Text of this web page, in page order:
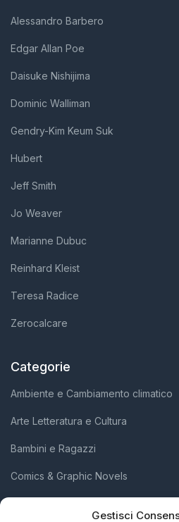
Gestisci
Alessandro Barbero
Edgar Allan Poe
Daisuke Nishijima
Dominic Walliman
Gendry-Kim Keum Suk
Hubert
Jeff Smith
Jo Weaver
Marianne Dubuc
Reinhard Kleist
Teresa Radice
Zerocalcare
Categorie
Ambiente e Cambiamento climatico
Arte Letteratura e Cultura
Bambini e Ragazzi
Comics & Graphic Novels